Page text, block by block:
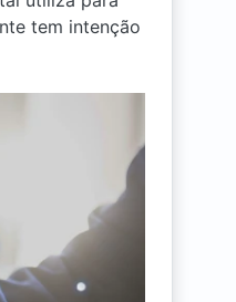
tem intenção